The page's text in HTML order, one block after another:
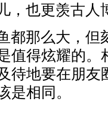
，也更羡古人
都那么大，但
值得炫耀的。
待地要在朋友
是相同。